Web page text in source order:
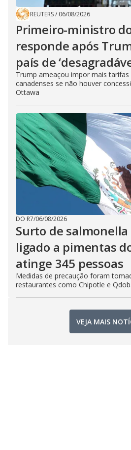
REUTERS/ 06/08/2026
Primeiro-ministro
responde após
país de
Trump ameaçou impor mais
canadenses se não houver
Ottawa
DO R7/06/08/2026
Surto de salmonella
ligado a pimentas
atinge 345 pessoas
Medidas de precaução foram
restaurantes como Chipotle e
VEJA MAIS